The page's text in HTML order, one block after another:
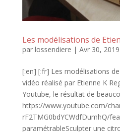
Les modélisations de
par lossendiere | Avr 30, 2019
[:en] [:fr] Les modélisations
vidéo réalisé par Etienne K
Youtube, le résultat de
https://www.youtube.com/
rF2TMG0bdYCWdfDumhQ/
paramétrableSculpter une